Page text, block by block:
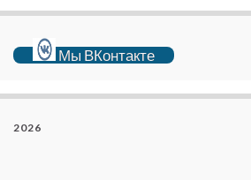
Мы ВКонтакте
2026